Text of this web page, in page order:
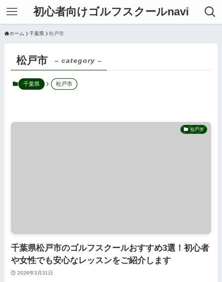
初心者向けゴルフスクールnavi
ホーム 千葉県 松戸市
松戸市 – category –
千葉県 松戸市
松戸市
千葉県松戸市のゴルフスクールおすすめ3選！初心者
や女性でも安心なレッスンをご紹介します
2026年3月31日